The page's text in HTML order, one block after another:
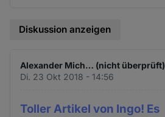
Diskussion anzeigen
Alexander Mich… (nicht überprüft)
Di. 23 Okt 2018 - 14:56
Toller Artikel von Ingo! Es